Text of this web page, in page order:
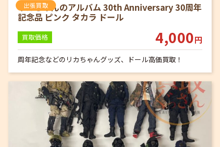
出張買取
リカちゃんのアルバム 30th Anniversary 30周年
記念品 ピンク タカラ ドール
買取価格 4,000円
周年記念などのリカちゃんグッズ、ドール高価買取！